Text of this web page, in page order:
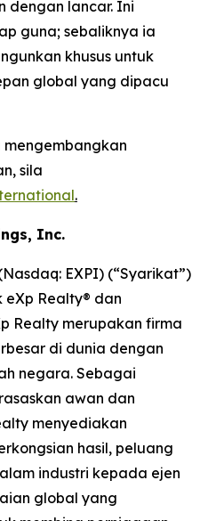
dengan lancar. Ini
guna; sebaliknya ia
khusus untuk
global yang dipacu
mengembangkan
sila
.
Inc.
EXPI) (“Syarikat”)
Realty® dan
Realty merupakan firma
di dunia dengan
negara. Sebagai
awan dan
menyediakan
hasil, peluang
industri kepada ejen
global yang